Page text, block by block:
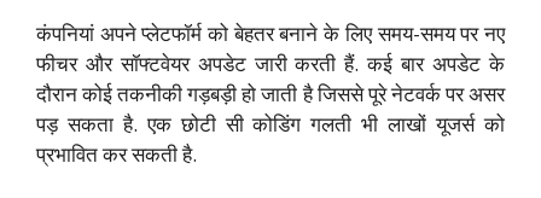
कंपनियां अपने प्लेटफॉर्म को बेहतर बनाने के लिए समय-समय पर नए
फीचर और सॉफ्टवेयर अपडेट जारी करती हैं. कई बार अपडेट के
दौरान कोई तकनीकी गड़बड़ी हो जाती है जिससे पूरे नेटवर्क पर असर
पड़ सकता है. एक छोटी सी कोडिंग गलती भी लाखों यूजर्स को
प्रभावित कर सकती है.